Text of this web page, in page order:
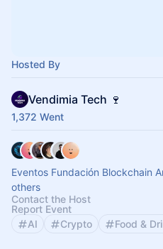
Hosted By
Vendimia Tech 🍷
1,372 Went
Eventos Fundación Blockchain
others
Contact the Host
Report Event
AI
Crypto Food &